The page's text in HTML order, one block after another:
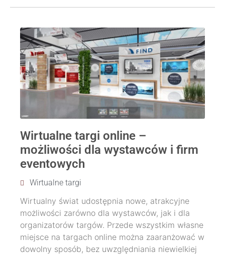
Wirtualne targi online –
możliwości dla wystawców i firm
eventowych
Wirtualne targi
Wirtualny świat udostępnia nowe, atrakcyjne
możliwości zarówno dla wystawców, jak i dla
organizatorów targów. Przede wszystkim własne
miejsce na targach online można zaaranżować w
dowolny sposób, bez uwzględniania niewielkiej